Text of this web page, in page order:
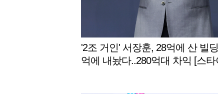
'2조 거인' 서장훈, 28억에 산 빌
억에 내놨다..280억대 차익 [스타